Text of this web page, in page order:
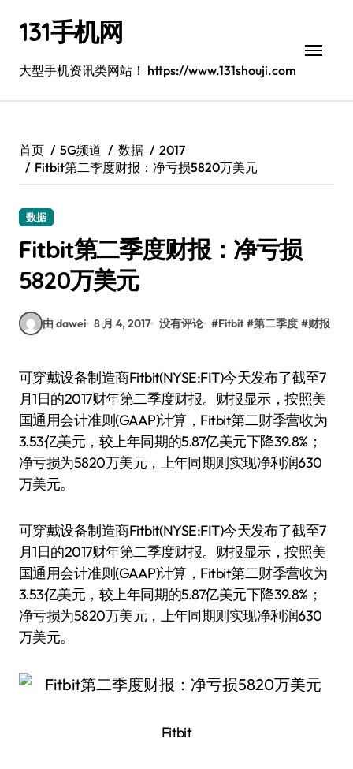
131手机网
大型手机资讯类网站！ https://www.131shouji.com
首页 5G频道 数据
2017
Fitbit第二季度财报：净亏损5820万美元
数据
Fitbit第二季度财报：净亏损
5820万美元
由 dawei 8 月 4, 2017 没有评论 #Fitbit #第二季度 #财报
可穿戴设备制造商Fitbit(NYSE:FIT)今天发布了截至7
月1日的2017财年第二季度财报。财报显示，按照美
国通用会计准则(GAAP)计算，Fitbit第二财季营收为
3.53亿美元，较上年同期的5.87亿美元下降39.8%；
净亏损为5820万美元，上年同期则实现净利润630
万美元。
可穿戴设备制造商Fitbit(NYSE:FIT)今天发布了截至7
月1日的2017财年第二季度财报。财报显示，按照美
国通用会计准则(GAAP)计算，Fitbit第二财季营收为
3.53亿美元，较上年同期的5.87亿美元下降39.8%；
净亏损为5820万美元，上年同期则实现净利润630
万美元。
Fitbit